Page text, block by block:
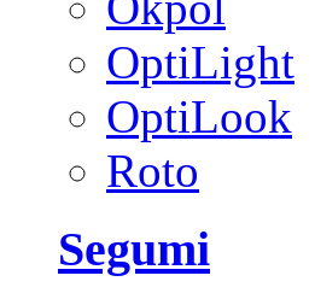
OptiLight
OptiLook
Roto
Segumi